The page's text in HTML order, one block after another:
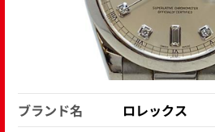
ブランド名
ロレックス